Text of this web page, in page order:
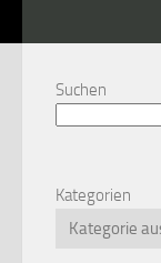
Suchen
Kategorien